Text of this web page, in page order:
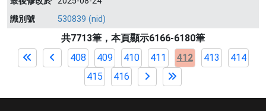
識別號
530839 (nid)
共7713筆，本頁顯示6166-6180筆
408
409 410 411 412 413
414
415
416